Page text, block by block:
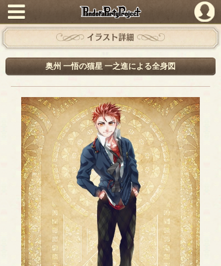
PandoraPartyProject
イラスト詳細
奥州 一悟の猫星 一之進による全身図